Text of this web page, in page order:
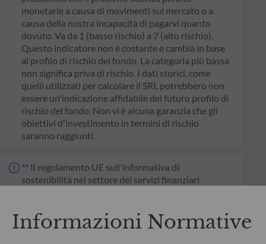
monetarie a causa di movimenti sul mercato o a
causa della nostra incapacità di pagarvi quanto
dovuto. Va da 1 (basso rischio) a 7 (alto rischio).
Questo indicatore non è costante e cambia in base
al profilo di rischio del fondo. La categoria più bassa
non significa priva di rischio. I dati storici, come
quelli utilizzati per calcolare il SRI, potrebbero non
essere un'indicazione affidabile del futuro profilo di
rischio del fondo. Non vi è alcuna garanzia che gli
obiettivi d'investimento in termini di rischio
saranno raggiunti.
** Il regolamento UE sull'informativa di
sostenibilità nel settore dei servizi finanziari
dei fondi trasparente, più comparabile e più facile
da comprendere per gli investitori. Articolo 6: Il
Informazioni Normative